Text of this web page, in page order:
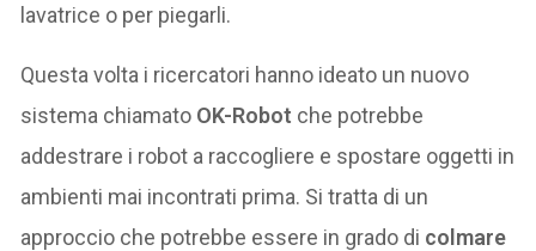
lavatrice o per piegarli.
Questa volta i ricercatori hanno ideato un nuovo
sistema chiamato OK-Robot che potrebbe
addestrare i robot a raccogliere e spostare oggetti in
ambienti mai incontrati prima. Si tratta di un
approccio che potrebbe essere in grado di colmare